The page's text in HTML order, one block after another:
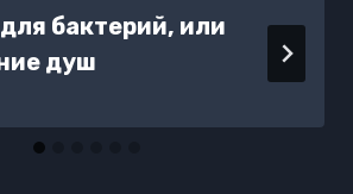
бактерий, или
душ